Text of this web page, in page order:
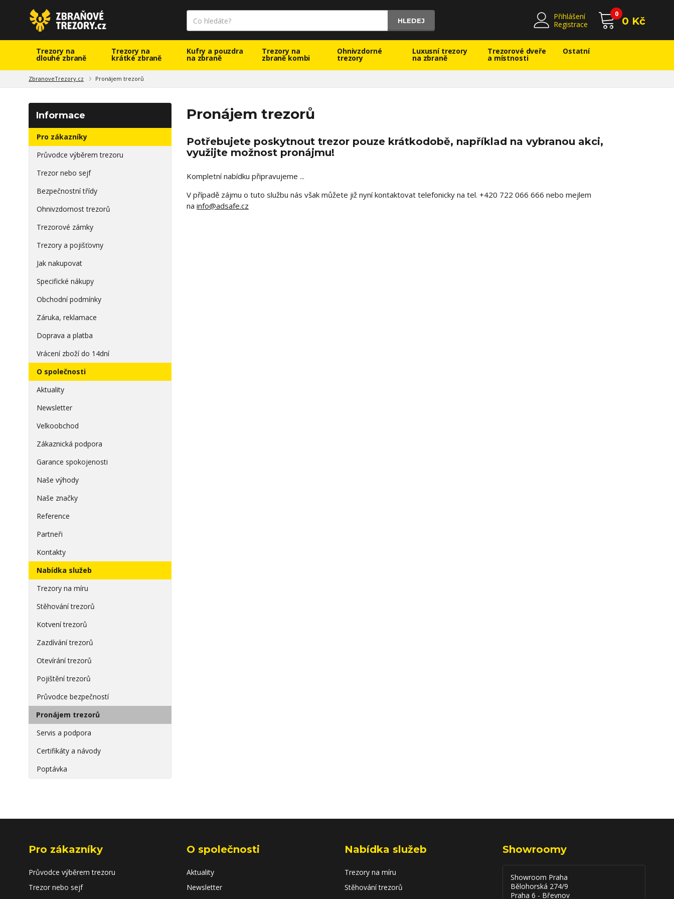
HLEDEJ
Přihlášení
Registrace
0
0 Kč
Trezory na
dlouhé zbraně
Trezory na
krátké zbraně
Kufry a pouzdra
na zbraně
Trezory na
zbraně kombi
Ohnivzdorné
trezory
Luxusní trezory
na zbraně
Trezorové dveře
a místnosti
Ostatní
ZbranoveTrezory.cz Pronájem trezorů
Informace
Pro zákazníky
Průvodce výběrem trezoru
Trezor nebo sejf
Bezpečnostní třídy
Ohnivzdornost trezorů
Trezorové zámky
Trezory a pojišťovny
Jak nakupovat
Specifické nákupy
Obchodní podmínky
Záruka, reklamace
Doprava a platba
Vrácení zboží do 14dní
O společnosti
Aktuality
Newsletter
Velkoobchod
Zákaznická podpora
Garance spokojenosti
Naše výhody
Naše značky
Reference
Partneři
Kontakty
Nabídka služeb
Trezory na míru
Stěhování trezorů
Kotvení trezorů
Zazdívání trezorů
Otevírání trezorů
Pojištění trezorů
Průvodce bezpečností
Pronájem trezorů
Servis a podpora
Certifikáty a návody
Poptávka
Pronájem trezorů
Potřebujete poskytnout trezor pouze krátkodobě, například na vybranou akci,
využijte možnost pronájmu!
Kompletní nabídku připravujeme ...
V případě zájmu o tuto službu nás však můžete již nyní kontaktovat telefonicky na tel. +420 722 066 666 nebo mejlem
na info@adsafe.cz
Pro zákazníky
Průvodce výběrem trezoru
Trezor nebo sejf
O společnosti
Aktuality
Newsletter
Nabídka služeb
Trezory na míru
Stěhování trezorů
Showroomy
Showroom Praha
Bělohorská 274/9
Praha 6 - Břevnov